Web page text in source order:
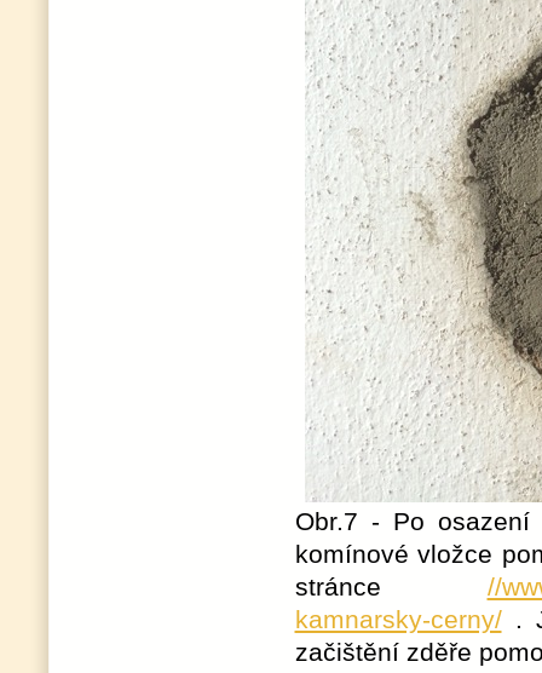
Obr.7 - Po osazení
komínové vložce
stránce //
kamnarsky-cerny/.
začištění zděře